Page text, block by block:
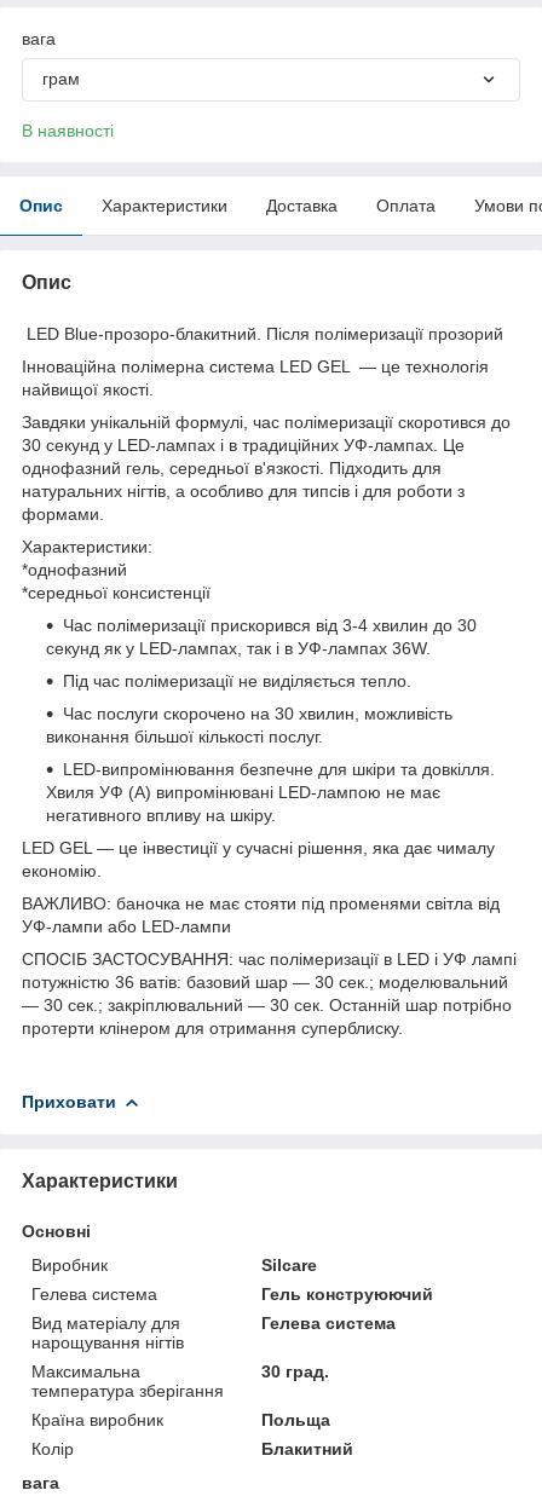
вага
грам
В наявності
Опис Характеристики Доставка Оплата Умови
Опис
LED Blue-прозоро-блакитний. Після полімеризації прозорий
Інноваційна полімерна система LED GEL — це технологія
найвищої якості.
Завдяки унікальній формулі, час полімеризації скоротився до
30 секунд у LED-лампах і в традиційних УФ-лампах. Це
однофазний гель, середньої в'язкості. Підходить для
натуральних нігтів, а особливо для типсів і для роботи з
формами.
Характеристики:
*однофазний
*середньої консистенції
Час полімеризації прискорився від 3-4 хвилин до 30
секунд як у LED-лампах, так і в УФ-лампах 36W.
Під час полімеризації не виділяється тепло.
Час послуги скорочено на 30 хвилин, можливість
виконання більшої кількості послуг.
LED-випромінювання безпечне для шкіри та довкілля.
Хвиля УФ (А) випромінювані LED-лампою не має
негативного впливу на шкіру.
LED GEL — це інвестиції у сучасні рішення, яка дає чималу
економію.
ВАЖЛИВО: баночка не має стояти під променями світла від
УФ-лампи або LED-лампи
СПОСІБ ЗАСТОСУВАННЯ: час полімеризації в LED і УФ лампі
потужністю 36 ватів: базовий шар — 30 сек.; моделювальний
— 30 сек.; закріплювальний — 30 сек. Останній шар потрібно
протерти клінером для отримання суперблиску.
Приховати
Характеристики
Основні
Виробник
Silcare
Гелева система
Гель конструюючий
Вид матеріалу для
нарощування нігтів
Гелева система
Максимальна
температура зберігання
30 град.
Країна виробник
Польща
Колір
Блакитний
вага